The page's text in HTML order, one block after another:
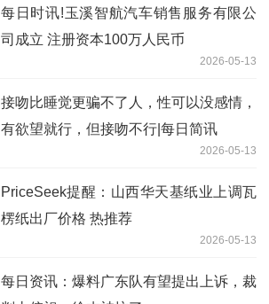
每日时讯!玉溪智航汽车销售服务有限公
司成立 注册资本100万人民币
2026-05-13
接吻比睡觉更骗不了人，性可以没感情，
有欲望就行，但接吻不行|每日简讯
2026-05-13
PriceSeek提醒：山西华天基纸业上调瓦
楞纸出厂价格 热推荐
2026-05-13
每日资讯：爆料广东队有望提出上诉，裁